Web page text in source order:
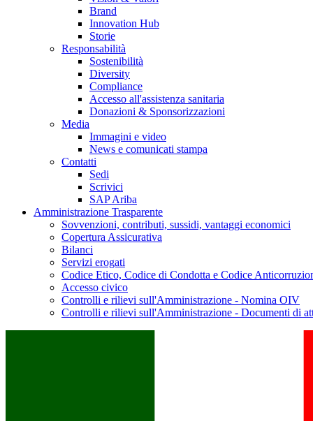
Trova il prodotto che stai cercando. Visita il catalogo B. Braun
Brand
Innovation Hub
Storie
Responsabilità
Sostenibilità
Diversity
Compliance
Accesso all'assistenza sanitaria
Donazioni & Sponsorizzazioni
Media
Immagini e video
News e comunicati stampa
Contatti
Sedi
Scrivici
SAP Ariba
Amministrazione Trasparente
Sovvenzioni, contributi, sussidi, vantaggi economici
Copertura Assicurativa
Bilanci
Servizi erogati
Codice Etico, Codice di Condotta e Codice
Accesso civico
Controlli e rilievi sull'Amministrazione - Nomina OIV
Controlli e rilievi sull'Amministrazione - Documenti di